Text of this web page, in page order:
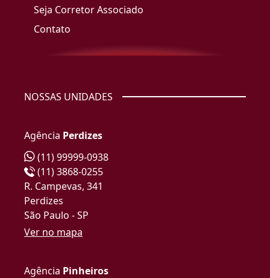
Seja Corretor Associado
Contato
NOSSAS UNIDADES
Agência Perdizes
(11) 99999-0938
(11) 3868-0255
R. Campevas, 341
Perdizes
São Paulo - SP
Ver no mapa
Agência Pinheiros